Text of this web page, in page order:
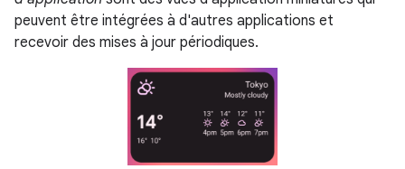
peuvent être intégrées à d'autres applications et
recevoir des mises à jour périodiques.